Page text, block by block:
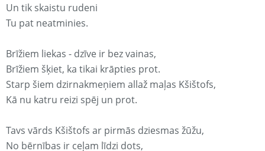
Un tik skaistu rudeni
Tu pat neatminies.
Brīžiem liekas - dzīve ir bez vainas,
Brīžiem šķiet, ka tikai krāpties prot.
Starp šiem dzirnakmeņiem allaž maļas Kšištofs,
Kā nu katru reizi spēj un prot.
Tavs vārds Kšištofs ar pirmās dziesmas žūžu,
No bērnības ir ceļam līdzi dots,